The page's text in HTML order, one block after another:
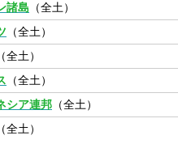
諸島 （全土）
（全土）
（全土）
（全土）
シア連邦 （全土）
全土）